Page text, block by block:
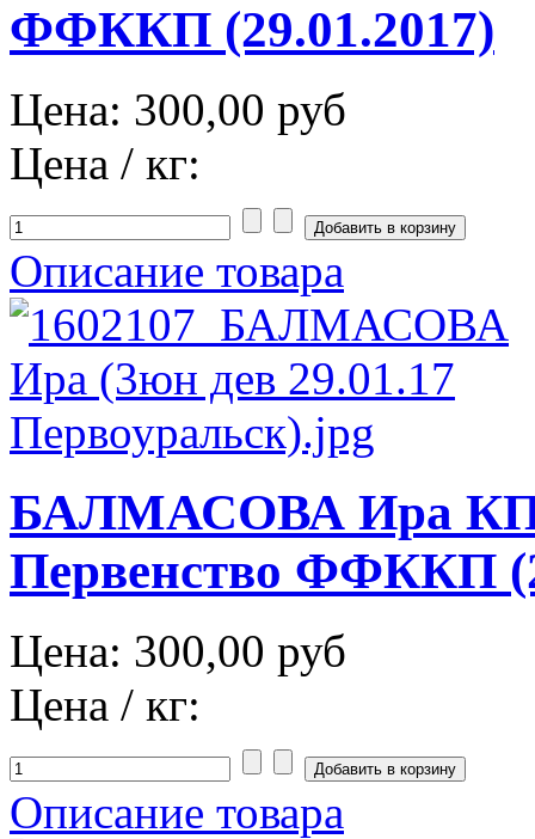
ФФККП (29.01.2017)
Цена: 300,00 руб
Цена / кг:
Описание товара
БАЛМАСОВА Ира КП
Первенство ФФККП
Цена: 300,00 руб
Цена / кг:
Описание товара